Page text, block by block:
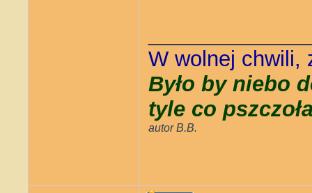
W wolnej chwili,
Było by niebo
tyle co
autor B.B.